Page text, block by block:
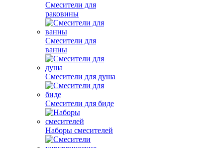
Смесители для
раковины
Смесители для
ванны
Смесители для душа
Смесители для биде
Наборы смесителей